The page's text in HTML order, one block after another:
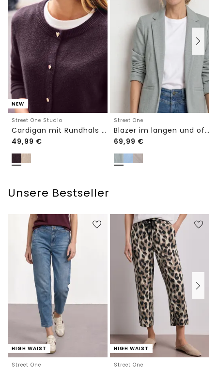
NEW
Street One Studio
Cardigan mit Rundhals und Knöpfen
49,99 €
Street One
Blazer im langen und offenen Schnitt
69,99 €
Unsere Bestseller
HIGH WAIST
Street One
HIGH WAIST
Street One